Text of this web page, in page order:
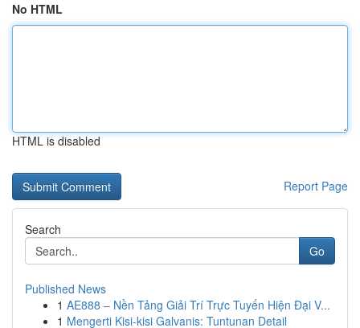
No HTML
HTML is disabled
Report Page
Search
Go
Published News
1 AE888 – Nền Tảng Giải Trí Trực Tuyến Hiện Đại V...
1 Mengerti Kisi-kisi Galvanis: Tuntunan Detail